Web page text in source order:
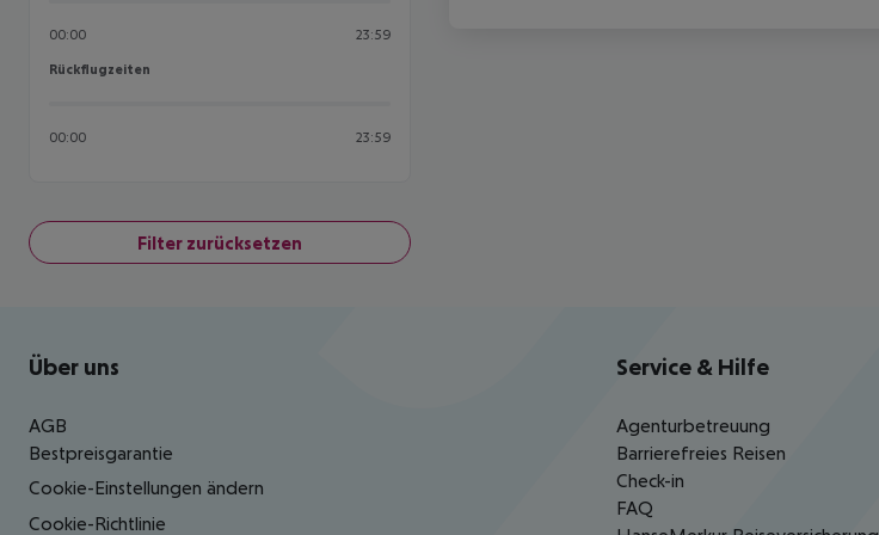
00:00 23:59
Rückflugzeiten
Rückflugzeiten
00:00 23:59
Filter zurücksetzen
Footer navigation
Über uns
AGB
Bestpreisgarantie
Cookie-Einstellungen ändern
Cookie-Richtlinie
Service & Hilfe
Agenturbetreuung
Barrierefreies Reisen
Check-in
FAQ